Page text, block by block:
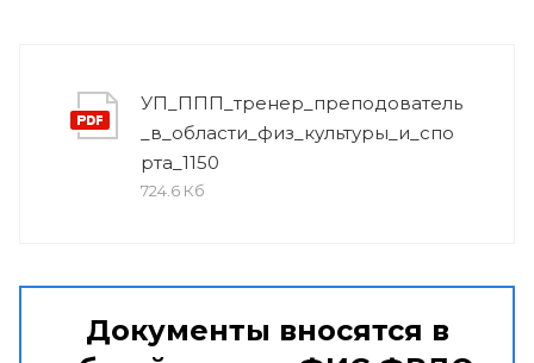
УП_ППП_тренер_преподователь
_в_области_физ_культуры_и_спо
рта_1150
724.6 Кб
Документы вносятся в